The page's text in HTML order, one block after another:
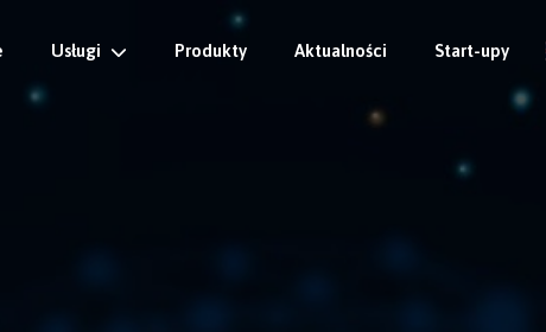
Usługi Produkty Aktualności Start-upy